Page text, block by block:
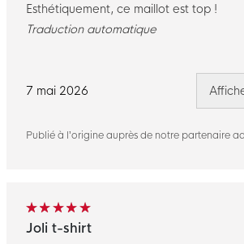
7 mai 2026
Publié à l’origine auprès de notre partenaire
Esthétiquement, ce maillot est top !
Traduction automatique
Joli t-shirt